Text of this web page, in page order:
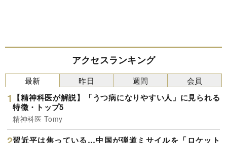
アクセスランキング
最新
【精神科医が解説】「うつ病になりやすい人」に見られる
特徴・トップ5
精神科医 Tomy
習近平は焦っている…中国が弾道ミサイルを「ロケット
昨日 週間 会員